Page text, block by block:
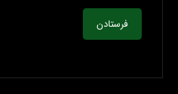
فرستادن